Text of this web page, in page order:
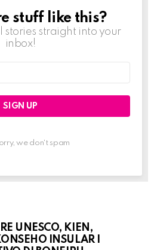
stuff like this?
stories straight into your
inbox!
we don't spam
UNESCO, KIEN,
INSULAR I